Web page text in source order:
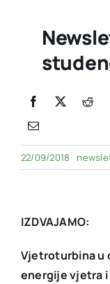
22/09/2018
IZDVAJAMO:
Vjetroturbina u
energije vjetra i